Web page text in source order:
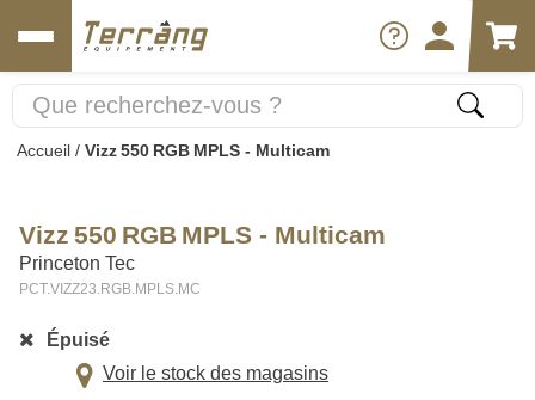
Accueil / Vizz 550 RGB MPLS - Multicam
Vizz 550 RGB MPLS - Multicam
Princeton Tec
PCT.VIZZ23.RGB.MPLS.MC
Épuisé
Voir le stock des magasins